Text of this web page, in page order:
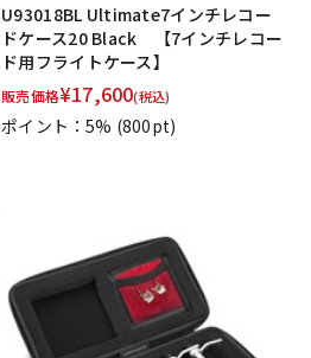
U93018BL Ultimate7インチレコー
ドケース20 Black 【7インチレコー
ド用フライトケース】
販売価格¥17,600(税込)
ポイント：5% (800pt)